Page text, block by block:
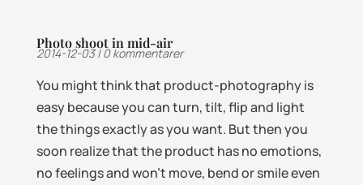
Photo shoot in mid-air
2014-12-03|0 kommentarer
You might think that product-photography is
easy because you can turn, tilt, flip and light
the things exactly as you want. But then you
soon realize that the product has no emotions,
no feelings and won’t move, bend or smile even